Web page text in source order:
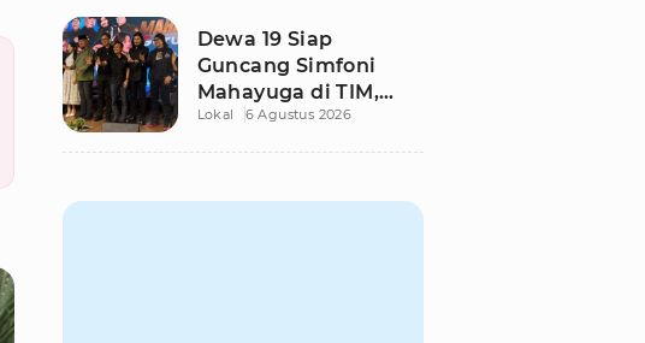
Dewa 19 Siap
Guncang Simfoni
Mahayuga di TIM,
Bawakan Lagu
Lokal 6 Agustus 2026